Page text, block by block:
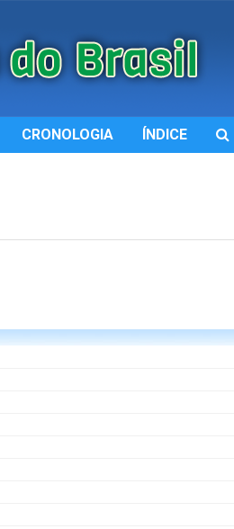
CRONOLOGIA ÍNDICE